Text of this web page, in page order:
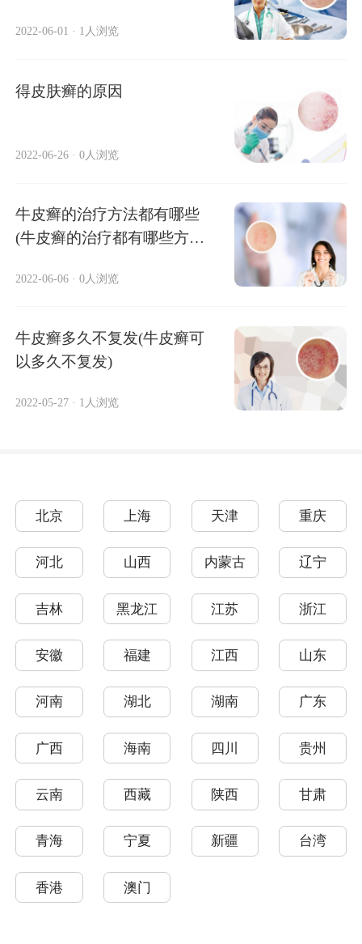
2022-06-01 · 1人浏览
得皮肤癣的原因
2022-06-26 · 0人浏览
牛皮癣的治疗方法都有哪些
(牛皮癣的治疗都有哪些方
2022-06-06 · 0人浏览
牛皮癣多久不复发(牛皮癣可
以多久不复发)
2022-05-27 · 1人浏览
北京 上海 天津 重庆
河北 山西 内蒙古 辽宁
吉林 黑龙江 江苏 浙江
安徽 福建 江西 山东
河南 湖北 湖南 广东
广西 海南 四川 贵州
云南 西藏 陕西 甘肃
青海 宁夏 新疆 台湾
香港 澳门